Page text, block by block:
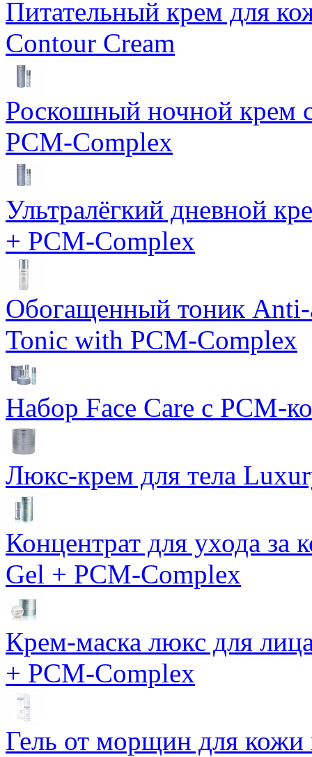
Питательный крем для
Contour Cream
Роскошный ночной крем
PCM-Complex
Ультралёгкий дневной
+ PCM-Complex
Обогащенный тоник Anti-
Tonic with PCM-Complex
Набор Face Care с PCM-
Люкс-крем для тела
Концентрат для ухода за
Gel + PCM-Complex
Крем-маска люкс для
+ PCM-Complex
Гель от морщин для кожи